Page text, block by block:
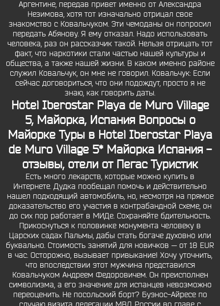
Аргентине, передав привет именно от Александра
Незимова, хотя тот изначально отрицал свое
знакомство с Ковальчуком. Эти чемоданы он попросил
передать Абянову. Я ему отказал. Надо использовать
человека, раз он рассказчик такой. Нельзя отрицать тот
факт, что наркотики стали частью нашей культуры и
общества, а также нашей жизни. В каком именно районе
служил Ковальчук, он мне не говорил. Ковальчук: Если
сейчас договориться, что они подождут, просто я не
знаю, как говорить даты.
Hotel Iberostar Playa de Muro Village
5, Майорка, Испания Вопросы о
Майорке Туры в Hotel Iberostar Playa
de Muro Village 5* Майорка Испания -
отзывы, отели от Пегас Туристик
Есть много лекарств, которые можно купить в
Интернете. Дудка пообещал помочь и действительно
нашел подходящий автомобиль, но, несмотря на прямое
доказательство его участия в контрабандной схеме, он
до сих пор работает в МИДе. Сохраняйте бдительность.
Прикоснуться к половинке монумента человеку в
Царских садах Пальмы, дабы стать богаче духовно или
буквально. Стоимость занятий для новичков — от 18 EUR
в час. Осторожно, вызывает привыкание! Хочу уточнить,
что впоследствии этот мужчина представился
Ковальчуком Андреем Федоровичем. Он преисполнен
символизма, а его значение для испанцев невозможно
переоценить. Не посольский борт? Буэнос-Айресе по